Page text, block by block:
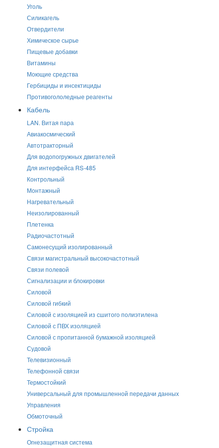
Уголь
Силикагель
Отвердители
Химическое сырье
Пищевые добавки
Витамины
Моющие средства
Гербициды и инсектициды
Противогололедные реагенты
Кабель
LAN. Витая пара
Авиакосмический
Автотракторный
Для водопогружных двигателей
Для интерфейса RS-485
Контрольный
Монтажный
Нагревательный
Неизолированный
Плетенка
Радиочастотный
Самонесущий изолированный
Связи магистральный высокочастотный
Связи полевой
Сигнализации и блокировки
Силовой
Силовой гибкий
Силовой с изоляцией из сшитого полиэтилена
Силовой с ПВХ изоляцией
Силовой с пропитанной бумажной изоляцией
Судовой
Телевизионный
Телефонной связи
Термостойкий
Универсальный для промышленной передачи данных
Управления
Обмоточный
Стройка
Огнезащитная система